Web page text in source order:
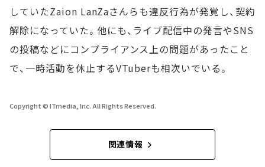
していたZaion LanZaさんらも違反行為が発覚し、契約
解除になっていた。他にも、ライブ配信中の発言やSNS
の投稿などにコンプライアンス上の問題があったこと
で、一時活動を休止するVTuberも相次いでいる。
Copyright © ITmedia, Inc. All Rights Reserved.
関連情報